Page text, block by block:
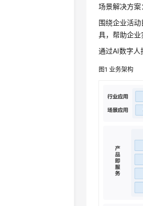
场景解决方案
围绕企业活
具，帮助企业
通过AI数字人
图1业务架构